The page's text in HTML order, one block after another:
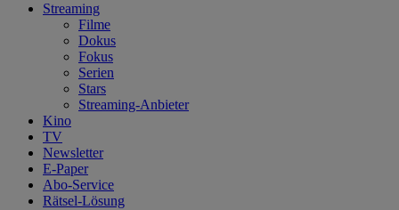
Streaming
Filme
Dokus
Fokus
Serien
Stars
Streaming-Anbieter
Kino
TV
Newsletter
E-Paper
Abo-Service
Rätsel-Lösung